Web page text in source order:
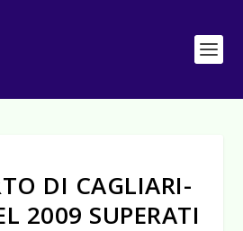
DI CAGLIARI-
2009 SUPERATI